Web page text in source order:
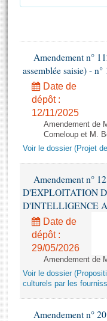
Projets de loi
Propositions de loi
Amendements
Textes adoptés
Rapports
Rapports d'enquête
Rapports sur
Baromètre de
Dossiers législatifs
Budget et sécurité
Questions écrites et
Comptes rendus des
( Constitution |
Juniors
Anciennes
Liens vers les
Contacts et plan
Photos libres de
Amendement n°
assemblée saisie) - n°
Date de
dépôt :
12/11/2025
Amendement de
Corneloup et M.
Voir le dossier (Projet
Amendement n°
D'EXPLOITATION
D'INTELLIGENCE
Date de
dépôt :
29/05/2026
Amendement de
Voir le dossier
culturels par les
Amendement n°